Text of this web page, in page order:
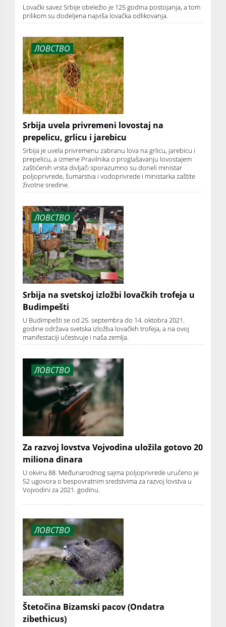
Lovački savez Srbije obeležio je 125 godina postojanja, a tom
prilikom su dodeljena najviša lovačka odlikovanja.
ЛОВСТВО
Srbija uvela privremeni lovostaj na
prepelicu, grlicu i jarebicu
Srbija je uvela privremenu zabranu lova na grlicu, jarebicu i
prepelicu, a izmene Pravilnika o proglašavanju lovostajem
zaštićenih vrsta divljači sporazumno su doneli ministar
poljoprivrede, šumarstva i vodoprivrede i ministarka zaštite
životne sredine.
ЛОВСТВО
Srbija na svetskoj izložbi lovačkih trofeja u
Budimpešti
U Budimpešti se od 25. septembra do 14. oktobra 2021.
godine održava svetska izložba lovačkih trofeja, a na ovoj
manifestaciji učestvuje i naša zemlja.
ЛОВСТВО
Za razvoj lovstva Vojvodina uložila gotovo 20
miliona dinara
U okviru 88. Međunarodnog sajma poljoprivrede uručeno je
52 ugovora o bespovratnim sredstvima za razvoj lovstva u
Vojvodini za 2021. godinu.
ЛОВСТВО
Štetočina Bizamski pacov (Ondatra
zibethicus)